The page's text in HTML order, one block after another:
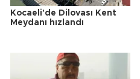
Kocaeli'de Dilovası Kent
Meydanı hızlandı